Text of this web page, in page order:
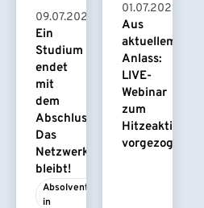
09.07.2026
Ein
Studium
endet
mit
dem
Abschluss.
Das
Netzwerk
bleibt!
Absolvent/-
in
01.07.2026
Aus
aktuellem
Anlass:
LIVE-
Webinar
zum
vorgezogen